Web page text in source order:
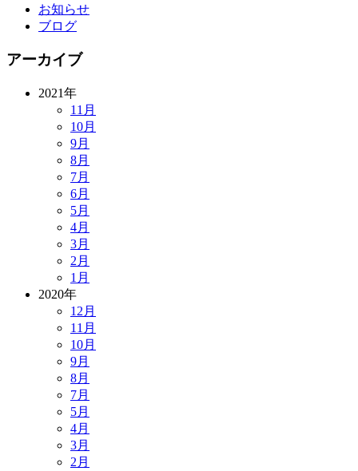
お知らせ
ブログ
アーカイブ
2021年
11月
10月
9月
8月
7月
6月
5月
4月
3月
2月
1月
2020年
12月
11月
10月
9月
8月
7月
5月
4月
3月
2月